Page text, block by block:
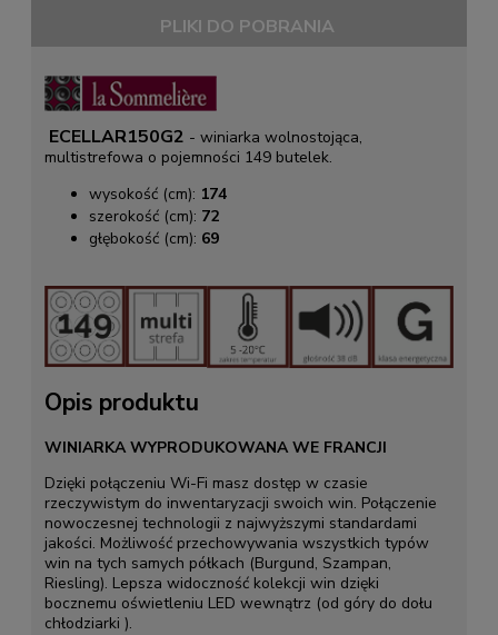
PLIKI DO POBRANIA
ECELLAR150G2 - winiarka wolnostojąca,
multistrefowa o pojemności 149 butelek.
wysokość (cm): 174
szerokość (cm): 72
głębokość (cm): 69
Opis produktu
WINIARKA WYPRODUKOWANA WE FRANCJI
Dzięki połączeniu Wi-Fi masz dostęp w czasie
rzeczywistym do inwentaryzacji swoich win. Połączenie
nowoczesnej technologii z najwyższymi standardami
jakości. Możliwość przechowywania wszystkich typów
win na tych samych półkach (Burgund, Szampan,
Riesling). Lepsza widoczność kolekcji win dzięki
bocznemu oświetleniu LED wewnątrz (od góry do dołu
chłodziarki ).